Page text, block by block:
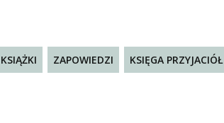
KSIĄŻKI ZAPOWIEDZI KSIĘGA PRZYJACIÓŁ